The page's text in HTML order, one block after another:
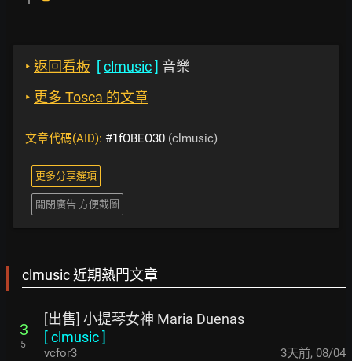
‣ 返回看板 [clmusic] 音樂
‣ 更多 Tosca 的文章
文章代碼(AID): #1fOBEO30 (clmusic)
更多分享選項
關閉廣告 方便截圖
clmusic 近期熱門文章
3
5
[出售] 小提琴女神 Maria Duenas
[clmusic]
vcfor3 3天前, 08/04